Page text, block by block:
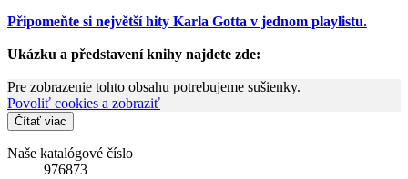
Připomeňte si největší hity Karla Gotta v jednom playlistu.
Ukázku a představení knihy najdete zde:
Pre zobrazenie tohto obsahu potrebujeme sušienky.
Povoliť cookies a zobraziť
Čítať viac
Naše katalógové číslo
976873